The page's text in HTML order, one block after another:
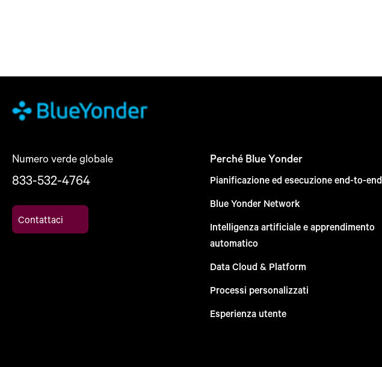
Numero verde globale
833-532-4764
Contattaci
Perché Blue Yonder
Pianificazione ed esecuzione end-to-end
Blue Yonder Network
Intelligenza artificiale e apprendimento
automatico
Data Cloud & Platform
Processi personalizzati
Esperienza utente